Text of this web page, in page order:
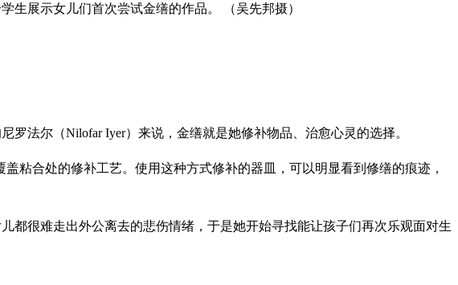
生展示女儿们首次尝试金缮的作品。 （吴先邦摄）
法尔（Nilofar Iyer）来说，金缮就是她修补物品、治愈心灵的选择。
粘合处的修补工艺。使用这种方式修补的器皿，可以明显看到修缮的痕迹，
都很难走出外公离去的悲伤情绪，于是她开始寻找能让孩子们再次乐观面对生